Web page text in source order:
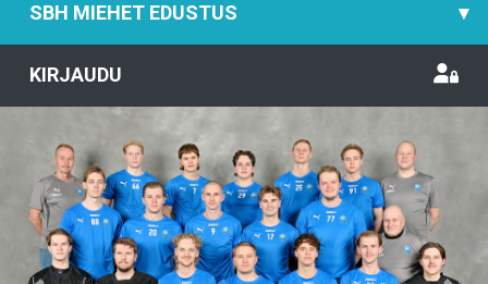
SBH MIEHET EDUSTUS ▾
KIRJAUDU